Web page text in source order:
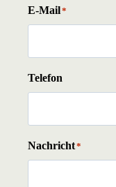
E-Mail*
Telefon
Nachricht*